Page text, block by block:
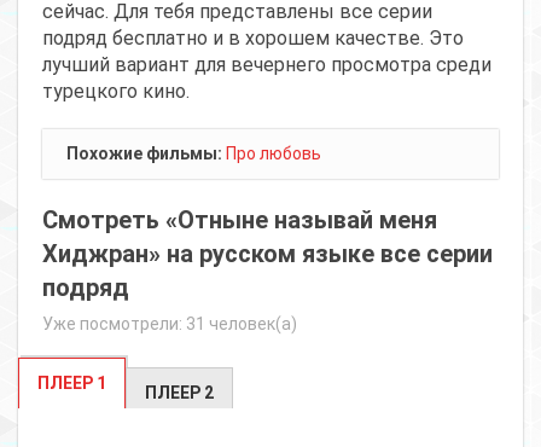
сейчас. Для тебя представлены все серии
подряд бесплатно и в хорошем качестве. Это
лучший вариант для вечернего просмотра среди
турецкого кино.
Похожие фильмы: Про любовь
Смотреть «Отныне называй меня
Хиджран» на русском языке все серии
подряд
Уже посмотрели: 31 человек(а)
ПЛЕЕР 1 ПЛЕЕР 2